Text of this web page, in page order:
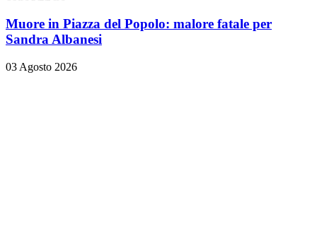
Muore in Piazza del Popolo: malore fatale per
Sandra Albanesi
03 Agosto 2026